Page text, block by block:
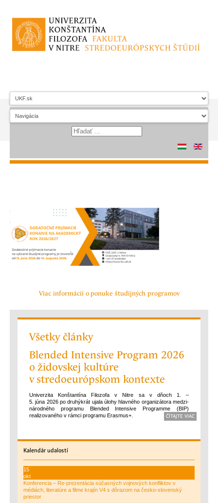
Viac informácií o ponuke študijných programov
Všetky články
Blended Intensive Program 2026
o židovskej kultúre
v stredoeurópskom kontexte
Univerzita Konštantína Filozofa v Nitre sa v dňoch 1. –
5. júna 2026 po druhýkrát ujala úlohy hlavného organizátora medzi­
národného programu Blended Intensive Programme (BIP)
realizovaného v rámci programu Erasmus+.
ČÍTAJTE VIAC
Kalendárudalostí
15
okt
Konferencia – Re-prezentácia súčasných vojnových konfliktov v
médiách, literatúre a filme krajín V4 s dôrazom na česko-slovenský
priestor